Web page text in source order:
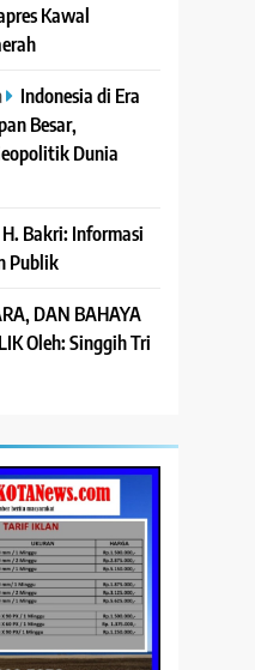
Kawal
Indonesia di Era
Besar,
Dunia
Bakri: Informasi
Publik
DAN BAHAYA
Oleh: Singgih Tri